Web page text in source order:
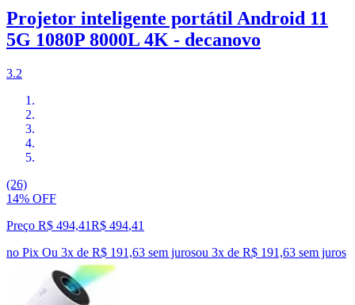
Projetor inteligente portátil Android 11
5G 1080P 8000L 4K - decanovo
3.2
(26)
14% OFF
Preço R$ 494,41R$ 494,41
no Pix Ou 3x de R$ 191,63 sem jurosou 3x de R$ 191,63 sem juros